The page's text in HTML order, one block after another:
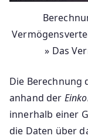
» Das
Die Berechnung
anhand der
innerhalb einer
die Daten über